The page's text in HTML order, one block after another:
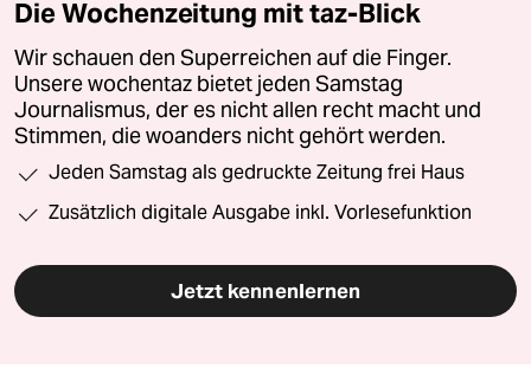
Die Wochenzeitung mit taz-Blick
Wir schauen den Superreichen auf die Finger.
Unsere wochentaz bietet jeden Samstag
Journalismus, der es nicht allen recht macht und
Stimmen, die woanders nicht gehört werden.
Jeden Samstag als gedruckte Zeitung frei Haus
Zusätzlich digitale Ausgabe inkl. Vorlesefunktion
Jetzt kennenlernen